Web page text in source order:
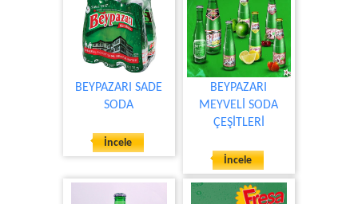
BEYPAZARI SADE
SODA
İncele
BEYPAZARI
MEYVELİ SODA
ÇEŞİTLERİ
İncele